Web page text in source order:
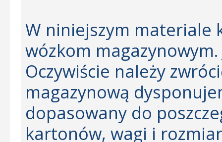
W niniejszym materiale
wózkom
Oczywiście należy
magazynową
dopasowany do
kartonów, wagi i